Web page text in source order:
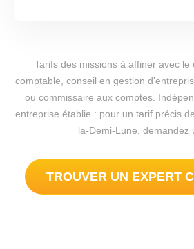
Tarifs des missions à affiner avec le
comptable, conseil en gestion
ou commissaire aux comptes.
entreprise établie : pour un tarif précis
la-Demi-Lune, demandez
TROUVER UN EXPERT